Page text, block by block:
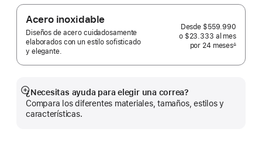
Acero inoxidable
Diseños de acero cuidadosamente
elaborados con un estilo sofisticado
y elegante.
Desde $559.990
o $23.333 al mes
por 24 mesesmeses
Nota a pie de página
∆
¿Necesitas ayuda para elegir una correa?
Compara los diferentes materiales, tamaños, estilos y
características.
Mostrar
más